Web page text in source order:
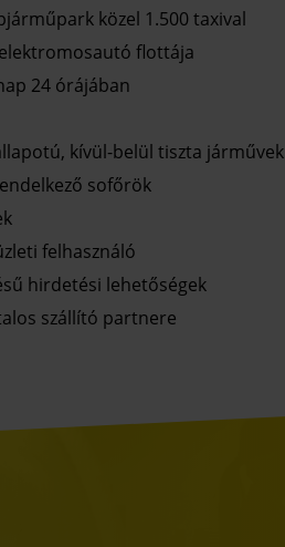
közel 1.500 taxival
flottája
24 órájában
kívül-belül tiszta járművek
sofőrök
felhasználó
hirdetési lehetőségek
szállító partnere